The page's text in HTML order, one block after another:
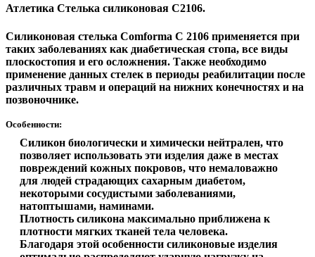
Атлетика Стелька силиконовая С2106.
Силиконовая стелька Comforma С 2106 применяется при
таких заболеваниях как диабетическая стопа, все виды
плоскостопия и его осложнения. Также необходимо
применение данных стелек в периоды реабилитации после
различных травм и операций на нижних конечностях и на
позвоночнике.
Особенности:
Силикон биологически и химически нейтрален, что
позволяет использовать эти изделия даже в местах
повреждений кожных покровов, что немаловажно
для людей страдающих сахарным диабетом,
некоторыми сосудистыми заболеваниями,
натоптышами, наминами.
Плотность силикона максимально приближена к
плотности мягких тканей тела человека.
Благодаря этой особенности силиконовые изделия